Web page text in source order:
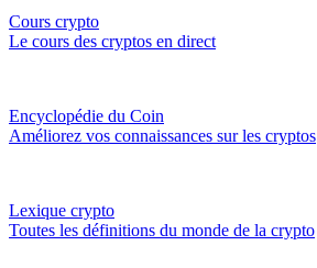
Cours crypto
Le cours des cryptos en direct
Encyclopédie du Coin
Améliorez vos connaissances sur les cryptos
Lexique crypto
Toutes les définitions du monde de la crypto